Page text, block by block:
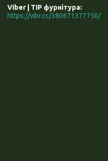
Viber | ТІР фурнітура
https://vibr.cc/380671377750/